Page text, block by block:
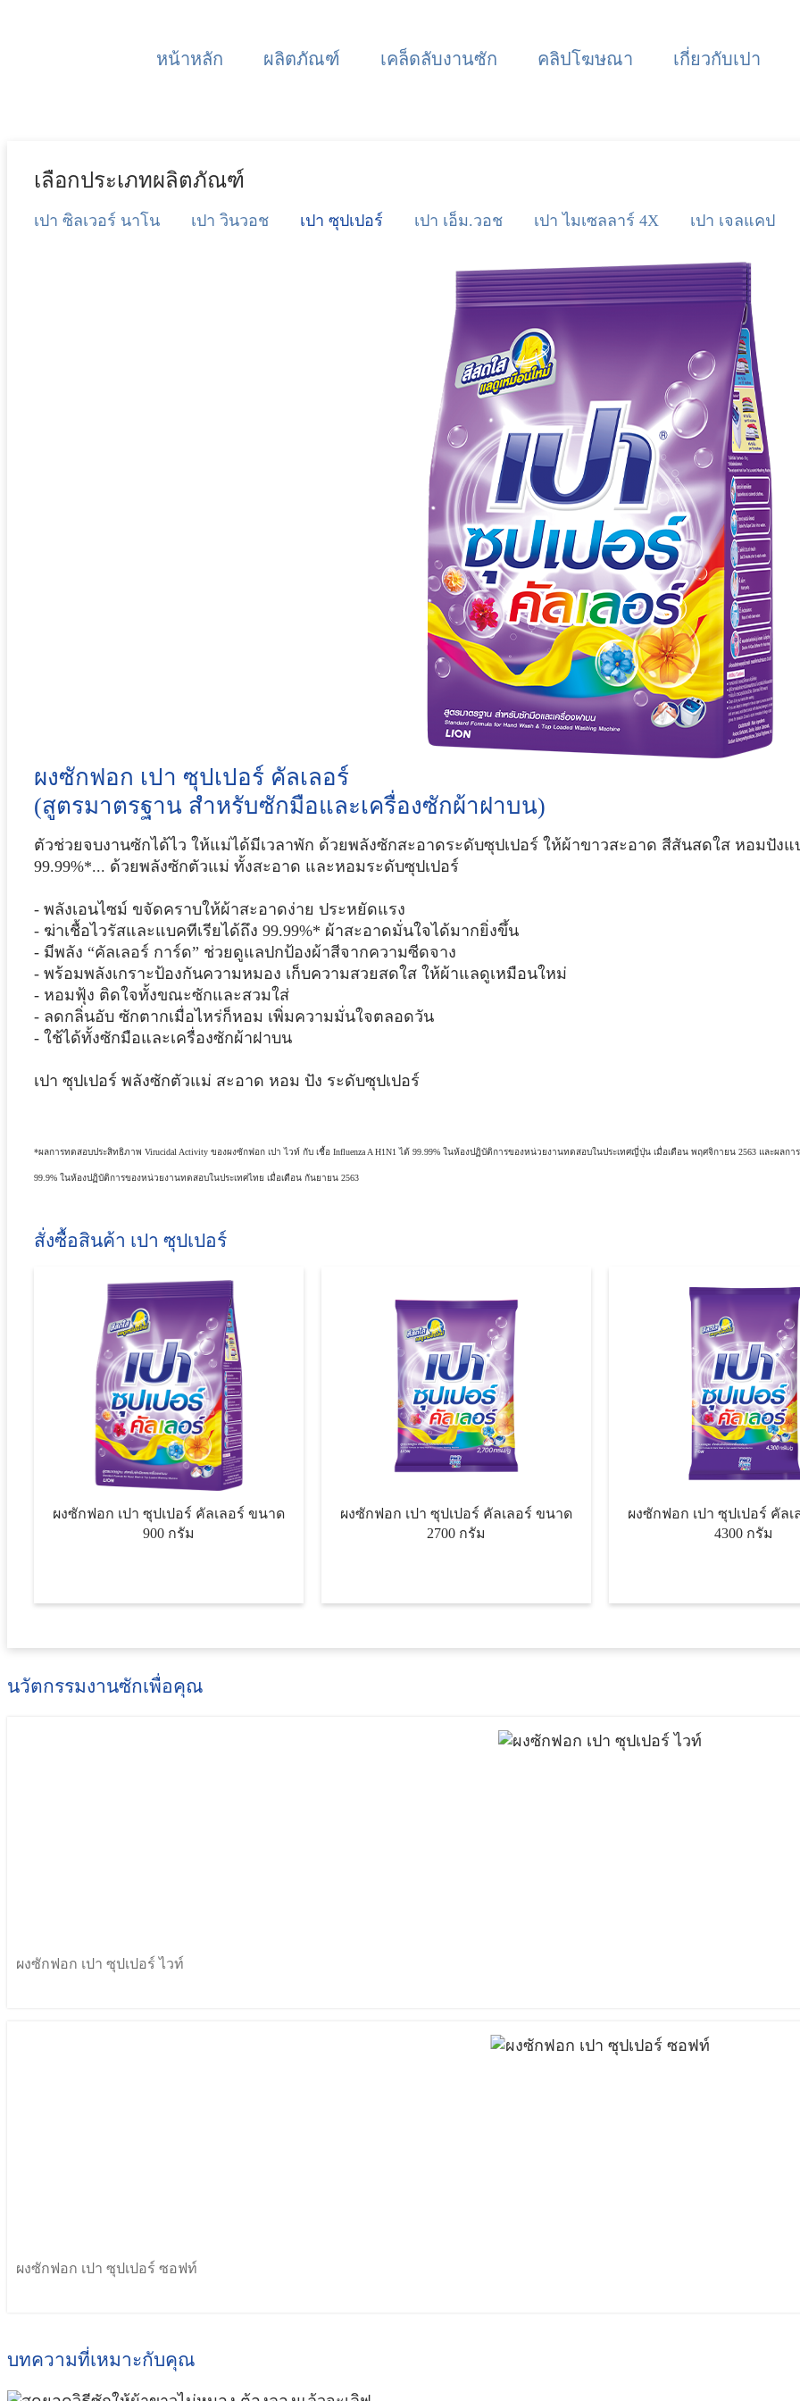
หน้าหลัก ผลิตภัณฑ์ เคล็ดลับงานซัก คลิปโฆษณา เกี่ยวกับเปา
เลือกประเภทผลิตภัณฑ์
เปา ซิลเวอร์ นาโน เปา วินวอช เปา ซุปเปอร์ เปา เอ็ม.วอช เปา ไมเซลลาร์ 4X เปา เจลแคป
ผงซักฟอก เปา ซุปเปอร์ คัลเลอร์
(สูตรมาตรฐาน สำหรับซักมือและเครื่องซักผ้าฝาบน)
ตัวช่วยจบงานซักได้ไว ให้แม่ได้มีเวลาพัก ด้วยพลังซักสะอาดระดับซุปเปอร์ ให้ผ้าขาวสะอาด สีสันสดใส หอมปัง
99.99%*... ด้วยพลังซักตัวแม่ ทั้งสะอาด และหอมระดับซุปเปอร์
- พลังเอนไซม์ ขจัดคราบให้ผ้าสะอาดง่าย ประหยัดแรง
- ฆ่าเชื้อไวรัสและแบคทีเรียได้ถึง 99.99%* ผ้าสะอาดมั่นใจได้มากยิ่งขึ้น
- มีพลัง “คัลเลอร์ การ์ด” ช่วยดูแลปกป้องผ้าสีจากความซีดจาง
- พร้อมพลังเกราะป้องกันความหมอง เก็บความสวยสดใส ให้ผ้าแลดูเหมือนใหม่
- หอมฟุ้ง ติดใจทั้งขณะซักและสวมใส่
- ลดกลิ่นอับ ซักตากเมื่อไหร่ก็หอม เพิ่มความมั่นใจตลอดวัน
- ใช้ได้ทั้งซักมือและเครื่องซักผ้าฝาบน
เปา ซุปเปอร์ พลังซักตัวแม่ สะอาด หอม ปัง ระดับซุปเปอร์
*ผลการทดสอบประสิทธิภาพ Virucidal Activity ของผงซักฟอก เปา ไวท์ กับ เชื้อ Influenza A H1N1 ได้ 99.99% ในห้องปฏิบัติการของหน่วยงานทดสอบในประเทศญี่ปุ่น เมื่อเดือน พฤศจิกายน 2563 และผลการ
99.9% ในห้องปฏิบัติการของหน่วยงานทดสอบในประเทศไทย เมื่อเดือน กันยายน 2563
สั่งซื้อสินค้า เปา ซุปเปอร์
ผงซักฟอก เปา ซุปเปอร์ คัลเลอร์ ขนาด
900 กรัม
ผงซักฟอก เปา ซุปเปอร์ คัลเลอร์ ขนาด
2700 กรัม
ผงซักฟอก เปา ซุปเปอร์ คัลเลอร์
4300 กรัม
นวัตกรรมงานซักเพื่อคุณ
ผงซักฟอก เปา ซุปเปอร์ ไวท์
ผงซักฟอก เปา ซุปเปอร์ ซอฟท์
บทความที่เหมาะกับคุณ